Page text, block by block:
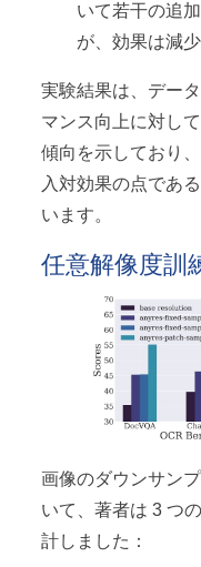
いて若干の追
が、効果は減少
実験結果は、デー
マンス向上に対し
傾向を示しており
入対効果の点であ
います。
任意解像度訓
画像のダウンサン
いて、著者は 3 つ
計しました：